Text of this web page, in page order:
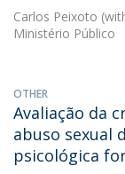
Carlos Peixoto
Ministério Público
OTHER
Avaliação da
abuso sexual
psicológica